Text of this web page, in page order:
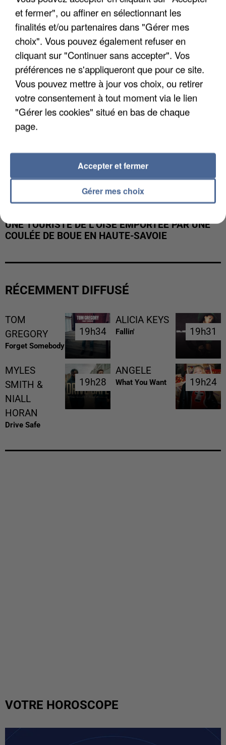
UN SECOND CADRE DE LA DZ MAFIA
INTERPELLÉ EN ALGÉRIE
UNE TOURISTE DE L’OISE EMPORTÉE PAR UNE
COULÉE DE BOUE EN HAUTE-SAVOIE
RÉCEMMENT DIFFUSÉ
TOM
GREGORY
Forget Somebody
19h34
19h34
ALICIA KEYS
Fallin' 19h31
19h31
MYLES
SMITH &
NIALL
HORAN
Drive Safe
19h28
19h28
ANGELE
What You Want 19h24
19h24
VOTRE HOROSCOPE
et fermer", ou affiner en sélectionnant les
finalités et/ou partenaires dans "Gérer mes
choix". Vous pouvez également refuser en
cliquant sur "Continuer sans accepter". Vos
préférences ne s'appliqueront que pour ce site.
Vous pouvez mettre à jour vos choix, ou retirer
votre consentement à tout moment via le lien
"Gérer les cookies" situé en bas de chaque
page.
Gérer mes choix
Accepter et fermer